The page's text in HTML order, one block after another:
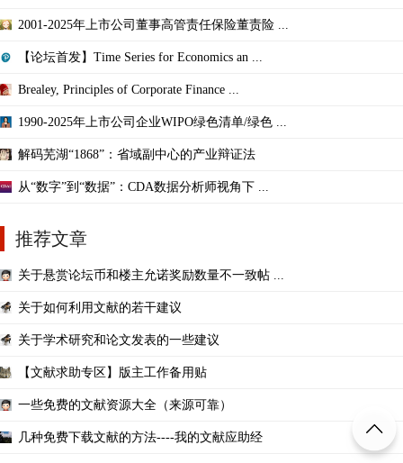
2001-2025年上市公司董事高管责任保险董责险 ...
【论坛首发】Time Series for Economics an ...
Brealey, Principles of Corporate Finance ...
1990-2025年上市公司企业WIPO绿色清单/绿色 ...
解码芜湖“1868”：省域副中心的产业辩证法
从“数字”到“数据”：CDA数据分析师视角下 ...
推荐文章
关于悬赏论坛币和楼主允诺奖励数量不一致帖 ...
关于如何利用文献的若干建议
关于学术研究和论文发表的一些建议
【文献求助专区】版主工作备用贴
一些免费的文献资源大全（来源可靠）
几种免费下载文献的方法----我的文献应助经